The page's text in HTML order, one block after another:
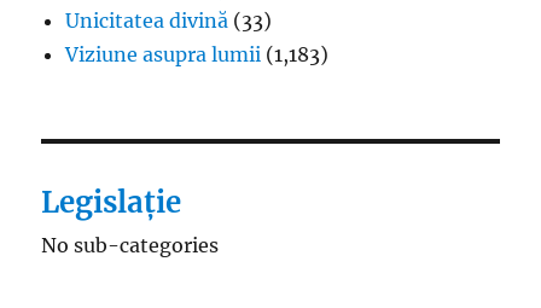
Unicitatea divină (33)
Viziune asupra lumii (1,183)
Legislație
No sub-categories